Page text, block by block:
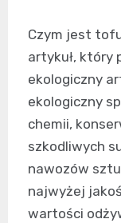
Czym jest
artykuł, który
ekologiczny
ekologiczny
chemii,
szkodliwych
nawozów
najwyżej
wartości